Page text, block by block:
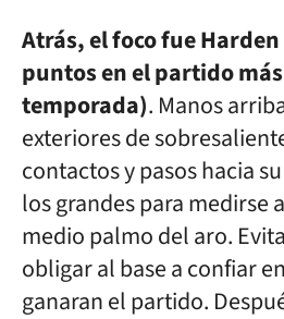
Atrás, el foco fue
puntos en el partido
temporada). Manos
exteriores de
contactos y pasos hacia
los grandes para medirse a
medio palmo del aro.
obligar al base a confiar
ganaran el partido.